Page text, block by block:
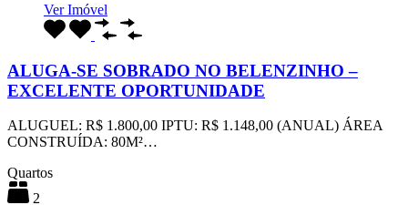
Ver Imóvel
ALUGA-SE SOBRADO NO BELENZINHO –
EXCELENTE OPORTUNIDADE
ALUGUEL: R$ 1.800,00 IPTU: R$ 1.148,00 (ANUAL) ÁREA
CONSTRUÍDA: 80M²…
Quartos
2